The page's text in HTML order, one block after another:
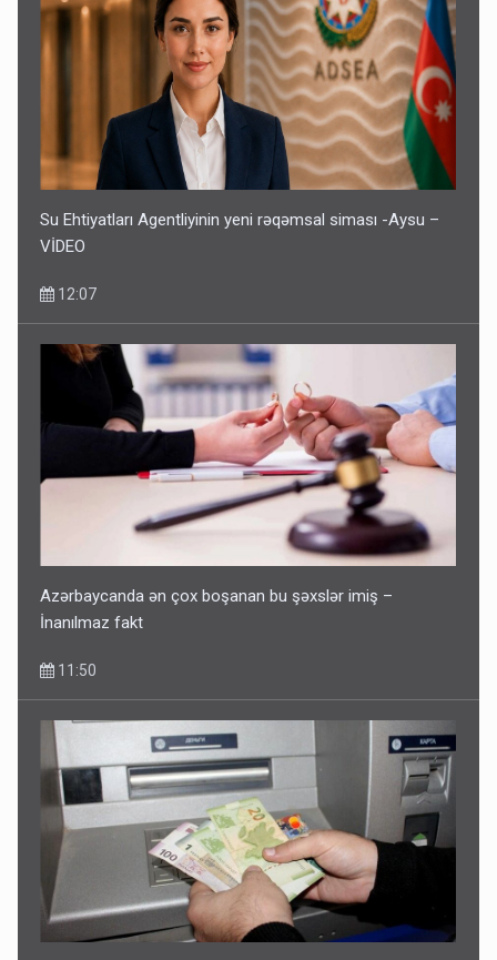
Su Ehtiyatları Agentliyinin yeni rəqəmsal siması -Aysu –
VİDEO
12:07
Azərbaycanda ən çox boşanan bu şəxslər imiş –
İnanılmaz fakt
11:50